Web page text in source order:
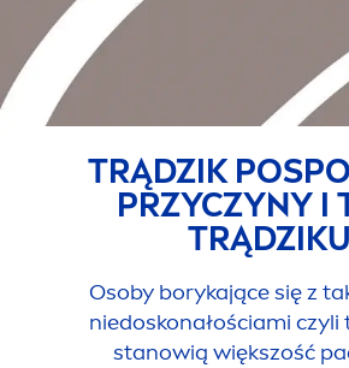
TRĄDZIK
PRZYCZYNY I
TRĄDZIKU
Osoby borykające się z
niedoskonałościami czyli
stanowią większość